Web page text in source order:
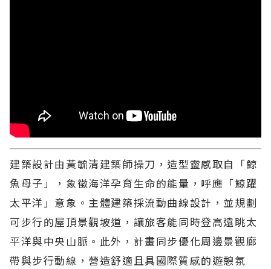
建築設計由黃毓清建築師操刀，造型靈感取自「鯨
魚母子」，象徵海洋孕育生命的能量，呼應「鯨躍
太平洋」意象。主體建築採流動曲線設計，並規劃
可步行的屋頂景觀坡道，讓旅客能同時登高遠眺太
平洋與中央山脈。此外，計畫同步優化周邊景觀廊
帶與步行動線，營造舒適且具國際質感的遊憩氛